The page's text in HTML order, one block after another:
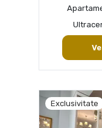
Exclusivitate